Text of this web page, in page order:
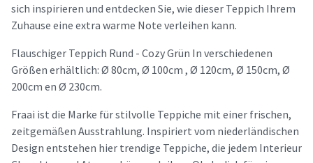
sich inspirieren und entdecken Sie, wie dieser Teppich Ihrem
Zuhause eine extra warme Note verleihen kann.
Flauschiger Teppich Rund - Cozy Grün In verschiedenen
Größen erhältlich: Ø 80cm, Ø 100cm , Ø 120cm, Ø 150cm, Ø
200cm en Ø 230cm.
Fraai ist die Marke für stilvolle Teppiche mit einer frischen,
zeitgemäßen Ausstrahlung. Inspiriert vom niederländischen
Design entstehen hier trendige Teppiche, die jedem Interieur